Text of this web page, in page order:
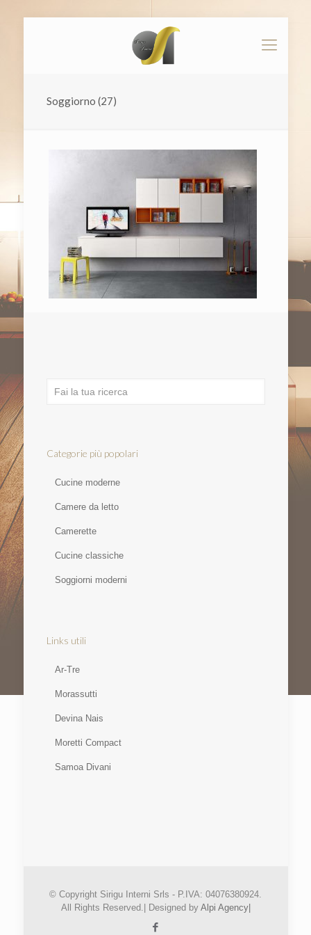
Soggiorno (27)
Categorie più popolari
Cucine moderne
Camere da letto
Camerette
Cucine classiche
Soggiorni moderni
Links utili
Ar-Tre
Morassutti
Devina Nais
Moretti Compact
Samoa Divani
© Copyright Sirigu Interni Srls - P.IVA: 04076380924.
All Rights Reserved.| Designed by Alpi Agency|